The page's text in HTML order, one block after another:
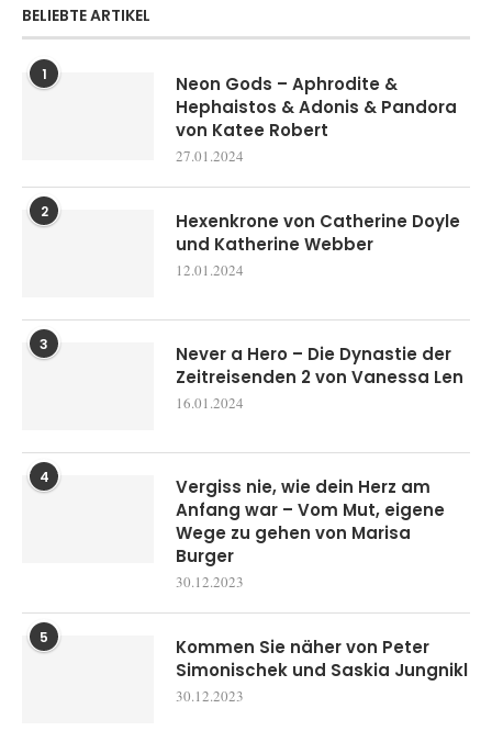
BELIEBTE ARTIKEL
1
Neon Gods – Aphrodite &
Hephaistos & Adonis & Pandora
von Katee Robert
27.01.2024
2
Hexenkrone von Catherine Doyle
und Katherine Webber
12.01.2024
3
Never a Hero – Die Dynastie der
Zeitreisenden 2 von Vanessa Len
16.01.2024
4
Vergiss nie, wie dein Herz am
Anfang war – Vom Mut, eigene
Wege zu gehen von Marisa
Burger
30.12.2023
5
Kommen Sie näher von Peter
Simonischek und Saskia Jungnikl
30.12.2023